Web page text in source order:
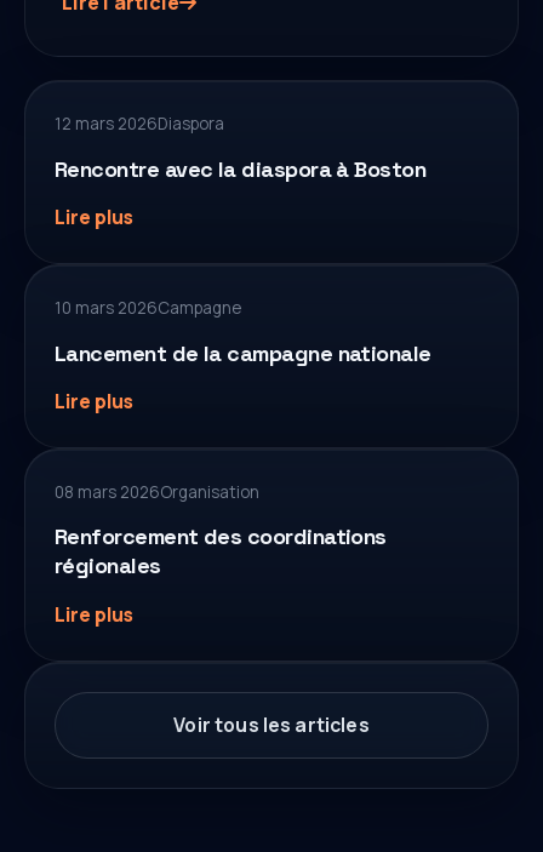
12 mars 2026Diaspora
Rencontre avec la diaspora à Boston
Lire plus
10 mars 2026Campagne
Lancement de la campagne nationale
Lire plus
08 mars 2026Organisation
Renforcement des coordinations
régionales
Lire plus
Voir tous les articles